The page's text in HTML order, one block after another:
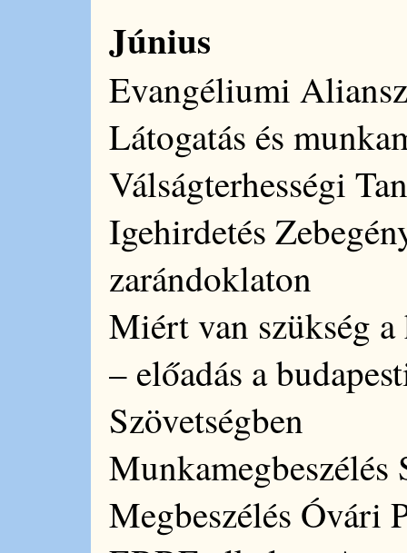
Június
Evangéliumi
Látogatás és
Válságterhességi
Igehirdetés
zarándoklaton
Miért van szükség a
– előadás a
Szövetségben
Munkamegbeszélés
Megbeszélés Óvári